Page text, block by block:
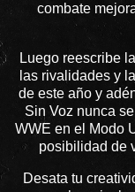
combate
Luego reescribe
las rivalidades y
de este año y
Sin Voz nunca
WWE en el Modo
posibilidad de
Desata tu